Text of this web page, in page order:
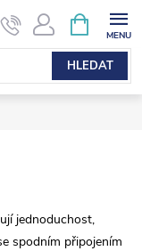
HLEDAT
NÁKUPNÍ
KOŠÍK
jednoduchost,
spodním připojením